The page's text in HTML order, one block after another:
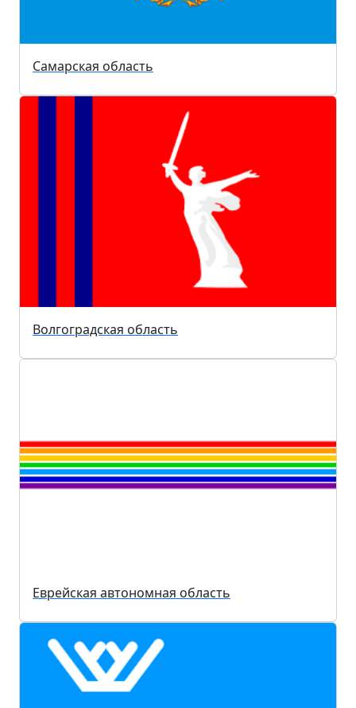
Самарская область
Волгоградская область
Еврейская автономная область